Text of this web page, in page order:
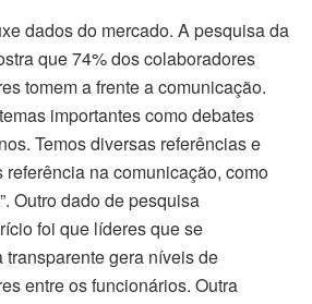
dados do mercado. A pesquisa da
que 74% dos colaboradores
tomem a frente a comunicação.
importantes como debates
Temos diversas referências e
na comunicação, como
Outro dado de pesquisa
foi que líderes que se
transparente gera níveis de
entre os funcionários. Outra